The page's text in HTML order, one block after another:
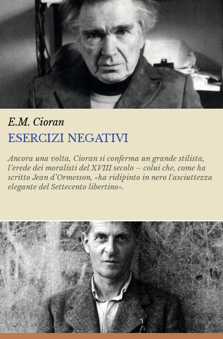
E.M. Cioran
ESERCIZI NEGATIVI
Ancora una volta, Cioran si conferma un grande stilista,
l’erede dei moralisti del XVIII secolo – colui che, come ha
scritto Jean d’Ormesson, «ha ridipinto in nero l'asciuttezza
elegante del Settecento libertino».